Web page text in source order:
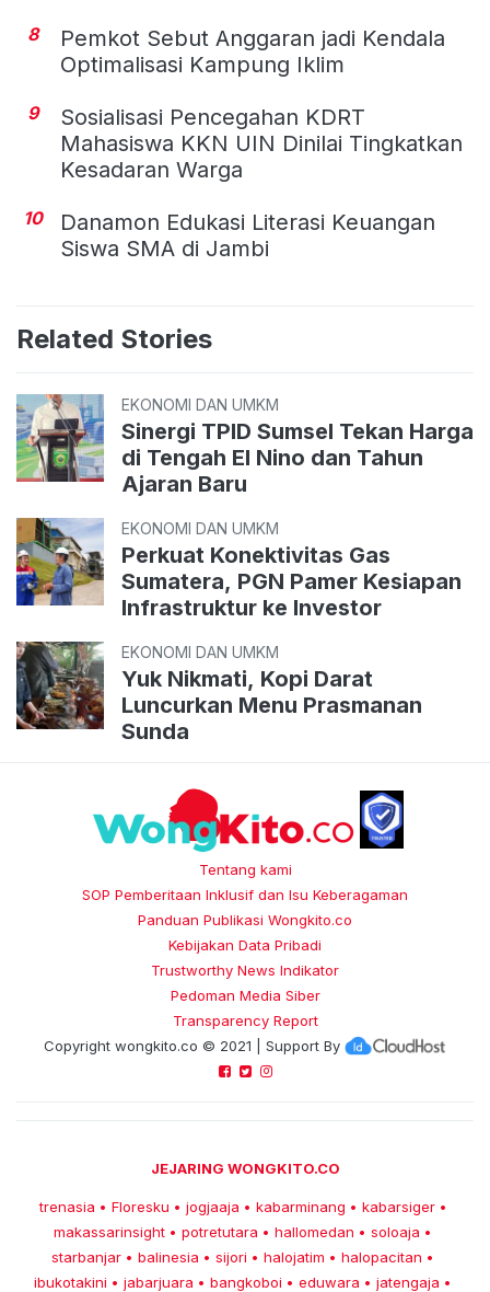
8
Pemkot Sebut Anggaran jadi Kendala
Optimalisasi Kampung Iklim
9
Sosialisasi Pencegahan KDRT
Mahasiswa KKN UIN Dinilai Tingkatkan
Kesadaran Warga
10
Danamon Edukasi Literasi Keuangan
Siswa SMA di Jambi
Related Stories
EKONOMI DAN UMKM
Sinergi TPID Sumsel Tekan Harga
di Tengah El Nino dan Tahun
Ajaran Baru
EKONOMI DAN UMKM
Perkuat Konektivitas Gas
Sumatera, PGN Pamer Kesiapan
Infrastruktur ke Investor
EKONOMI DAN UMKM
Yuk Nikmati, Kopi Darat
Luncurkan Menu Prasmanan
Sunda
Tentang kami
SOP Pemberitaan Inklusif dan Isu Keberagaman
Panduan Publikasi Wongkito.co
Kebijakan Data Pribadi
Trustworthy News Indikator
Pedoman Media Siber
Transparency Report
Copyright wongkito.co © 2021 | Support By
JEJARING WONGKITO.CO
trenasia • Floresku • jogjaaja • kabarminang • kabarsiger •
makassarinsight • potretutara • hallomedan • soloaja •
starbanjar • balinesia • sijori • halojatim • halopacitan •
ibukotakini • jabarjuara • bangkoboi • eduwara • jatengaja •